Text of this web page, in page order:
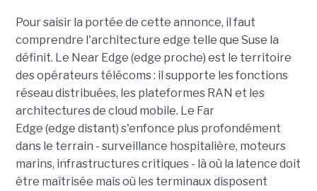
Pour saisir la portée de cette annonce, il faut
comprendre l'architecture edge telle que Suse la
définit. Le Near Edge (edge proche) est le territoire
des opérateurs télécoms : il supporte les fonctions
réseau distribuées, les plateformes RAN et les
architectures de cloud mobile. Le Far
Edge (edge distant) s'enfonce plus profondément
dans le terrain - surveillance hospitalière, moteurs
marins, infrastructures critiques - là où la latence doit
être maîtrisée mais où les terminaux disposent